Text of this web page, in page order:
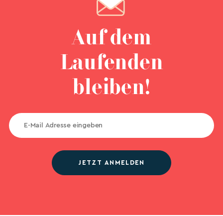
Auf dem
Laufenden
bleiben!
JETZT ANMELDEN